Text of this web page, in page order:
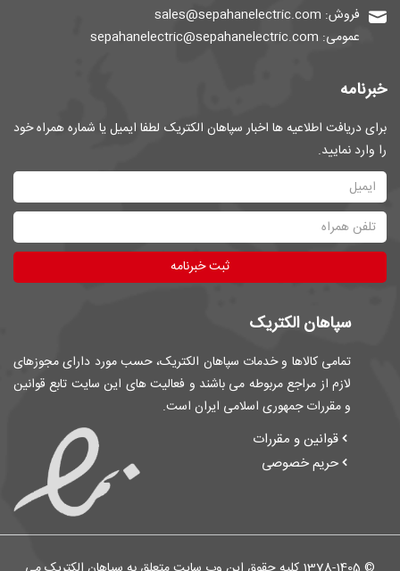
فروش: sales@sepahanelectric.com
عمومی: sepahanelectric@sepahanelectric.com
خبرنامه
برای دریافت اطلاعیه ها اخبار سپاهان الکتریک لطفا ایمیل یا شماره همراه خود
را وارد نمایید.
ثبت خبرنامه
سپاهان الکتریک
تمامی کالاها و خدمات سپاهان الکتریک، حسب مورد دارای مجوزهای
لازم از مراجع مربوطه می باشند و فعالیت های این سایت تابع قوانین
و مقررات جمهوری اسلامی ایران است.
قوانین و مقررات
حریم خصوصی